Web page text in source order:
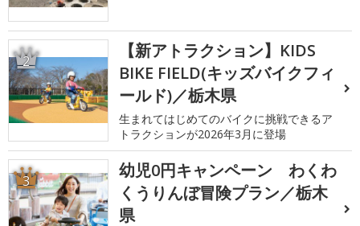
2
【新アトラクション】KIDS
BIKE FIELD(キッズバイクフィ
ールド)／栃木県
生まれてはじめてのバイクに挑戦できるア
トラクションが2026年3月に登場
3
幼児0円キャンペーン わくわ
くうりんぼ冒険プラン／栃木
県